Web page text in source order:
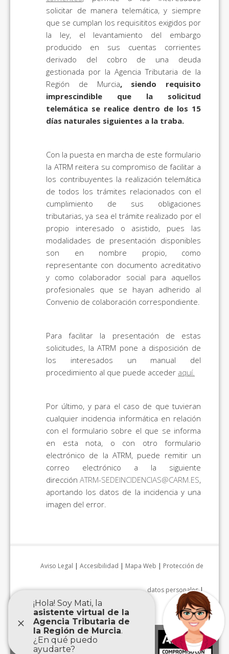
solicitar de manera telemática, y siempre
que se cumplan los requisititos exigidos por
la ley, el levantamiento del embargo
producido en sus cuentas corrientes
derivado del cobro de una deuda
gestionada por la Agencia Tributaria de la
Región de Murcia, siendo requisito
imprescindible que la solicitud
telemática se realice dentro de los 15
días naturales siguientes a la traba.
Con la puesta en marcha de este formulario
la ATRM reitera su compromiso de facilitar a
los contribuyentes la realización telemática
de todos los trámites relacionados con el
cumplimiento de sus obligaciones
tributarias, ya sea el trámite realizado por el
propio interesado o asistido, pues las
modalidades de presentación disponibles
son en nombre propio, como
representante con documento acreditativo
y como colaborador social para aquellos
profesionales que se hayan adherido al
Convenio de colaboración correspondiente.
Para facilitar la presentación de estas
solicitudes, la ATRM pone a disposición de
los interesados un manual del
procedimiento al que puede acceder aquí.
Por último, y para el caso de que tuvieran
cualquier incidencia informática en relación
con el formulario sobre el que se informa
en esta nota, o con otro formulario
electrónico de la ATRM, puede remitir un
correo electrónico a la siguiente
dirección ATRM-SEDEINCIDENCIAS@CARM.ES,
aportando los datos de la incidencia y una
imagen del error.
Aviso Legal | Accesibilidad | Mapa Web | Protección de
datos personales|